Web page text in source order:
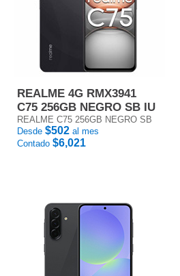
REALME 4G RMX3941
C75 256GB NEGRO SB IU
REALME C75 256GB NEGRO SB
Desde $502 al mes
Contado $6,021